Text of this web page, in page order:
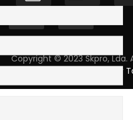
Copyright © 2023 Skpro, Lda.
by